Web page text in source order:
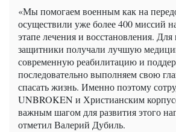
«Мы помогаем военным как на
осуществили уже более 400 миссий
этапе лечения и восстановления.
защитники получали лучшую
современную реабилитацию и
последовательно выполняем свою
спасать жизнь. Именно поэтому
UNBROKEN и Христианским
важным шагом для развития этого
отметил Валерий Дубиль.